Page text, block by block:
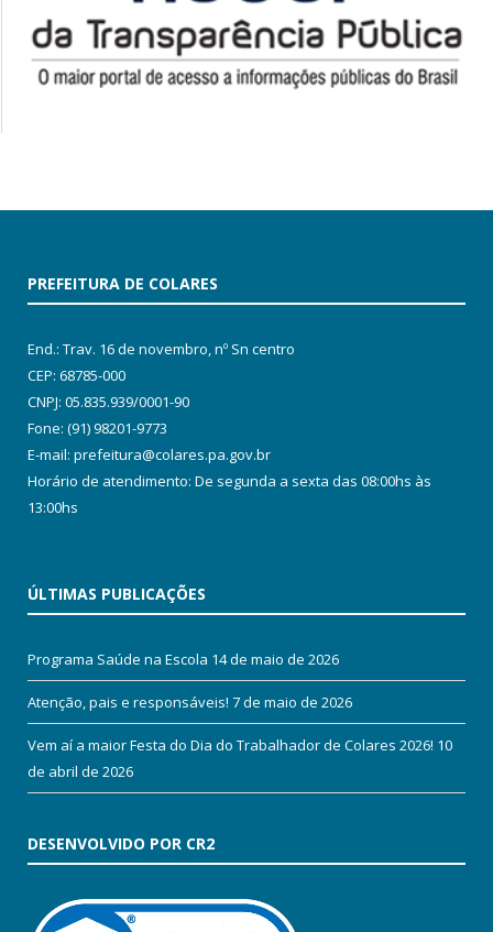
PREFEITURA DE COLARES
End.: Trav. 16 de novembro, nº Sn centro
CEP: 68785-000
CNPJ: 05.835.939/0001-90
Fone: (91) 98201-9773
E-mail: prefeitura@colares.pa.gov.br
Horário de atendimento: De segunda a sexta das 08:00hs às
13:00hs
ÚLTIMAS PUBLICAÇÕES
Programa Saúde na Escola 14 de maio de 2026
Atenção, pais e responsáveis! 7 de maio de 2026
Vem aí a maior Festa do Dia do Trabalhador de Colares 2026! 10
de abril de 2026
DESENVOLVIDO POR CR2